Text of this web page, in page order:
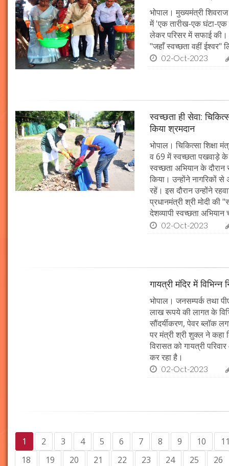
भोपाल। मुख्यमंत्री
में 'एक तारीख-एक घंटा-एक
लेकर परिसर में सफाई की।
"जहाँ स्वच्छता वहीं ईश्वर"
02-Oct-2023
स्वच्छता ही सेवा:
किया श्रमदान
भोपाल। चिकित्सा शिक्षा
व 69 में स्वच्छता पखवाड़े के
स्वच्छता अभियान के
किया। उन्होंने नागरिकों
रहें। इस दौरान उन्होंने
प्रधानमंत्री श्री मोदी
देशव्यापी स्वच्छता अभियान
02-Oct-2023
गायत्री मंदिर में विभिन्न
भोपाल। जनसम्पर्क तथा
लाख रूपये की लागत के
सौंदर्यीकरण, पेवर ब्लॉक
पर मंत्री श्री शुक्ल ने कहा
विरासत को गायत्री
कर रहा है।
02-Oct-2023
1 2 3 4 5 6 7 8 9 10
18
19 20 21 22 23 24 25
26